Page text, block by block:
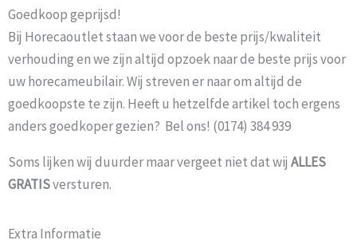
Goedkoop geprijsd!
Bij Horecaoutlet staan we voor de beste prijs/kwaliteit
verhouding en we zijn altijd opzoek naar de beste prijs voor
uw horecameubilair. Wij streven er naar om altijd de
goedkoopste te zijn. Heeft u hetzelfde artikel toch ergens
anders goedkoper gezien? Bel ons! (0174) 384 939
Soms lijken wij duurder maar vergeet niet dat wij ALLES
GRATISversturen.
Extra Informatie